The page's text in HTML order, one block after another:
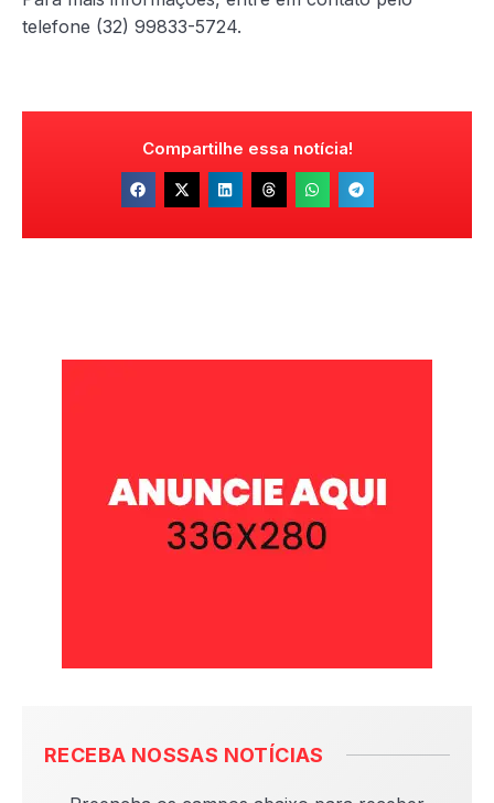
telefone (32) 99833-5724.
Compartilhe essa notícia!
RECEBA NOSSAS NOTÍCIAS